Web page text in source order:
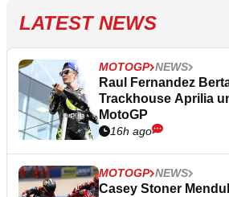
LATEST NEWS
MOTOGP NEWS
Raul Fernandez
Trackhouse Aprilia
MotoGP
16h ago
MOTOGP NEWS
Casey Stoner